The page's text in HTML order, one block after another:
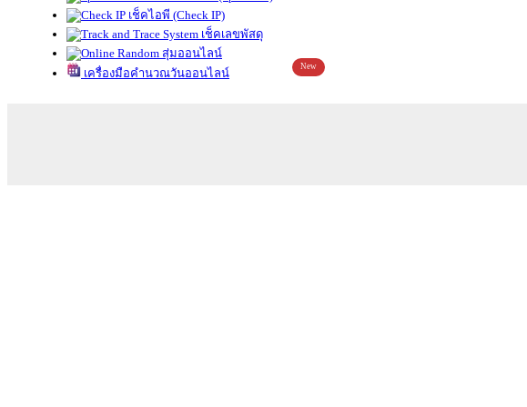
เช็คไอพี (Check IP)
เช็คเลขพัสดุ
สุ่มออนไลน์
เครื่องมือคำนวณวันออนไลน์
New